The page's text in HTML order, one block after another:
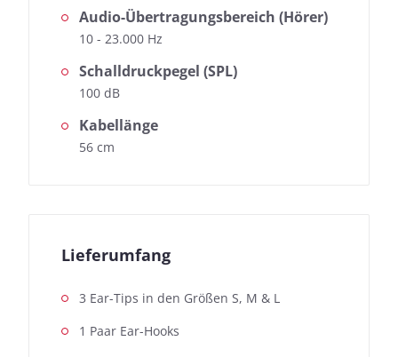
Audio-Übertragungsbereich (Hörer)
10 - 23.000 Hz
Schalldruckpegel (SPL)
100 dB
Kabellänge
56 cm
Lieferumfang
3 Ear-Tips in den Größen S, M & L
1 Paar Ear-Hooks